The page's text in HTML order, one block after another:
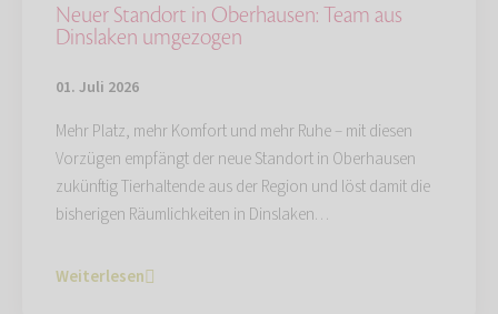
Neuer Standort in Oberhausen: Team aus
Dinslaken umgezogen
01. Juli 2026
Mehr Platz, mehr Komfort und mehr Ruhe – mit diesen
Vorzügen empfängt der neue Standort in Oberhausen
zukünftig Tierhaltende aus der Region und löst damit die
bisherigen Räumlichkeiten in Dinslaken…
Weiterlesen